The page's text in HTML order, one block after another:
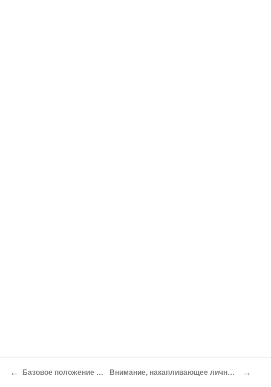
← Базовое положение лежа Внимание, накапливающее личную силу →